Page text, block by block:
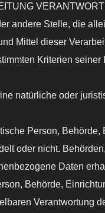
andere Stelle, die
Mittel dieser
Kriterien
natürliche oder
Person,
oder nicht.
Daten
Behörde,
Verantwortung